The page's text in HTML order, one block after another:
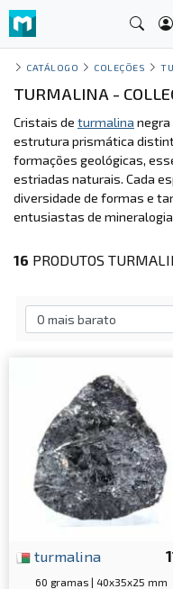
CATÁLOGO COLEÇÕES
TURMALINA -
Cristais de turmalina
estrutura prismática
formações geológicas,
estriadas naturais. Cada
diversidade de formas e
entusiastas de
16 PRODUTOS
turmalina
60 gramas | 40x35x25 mm